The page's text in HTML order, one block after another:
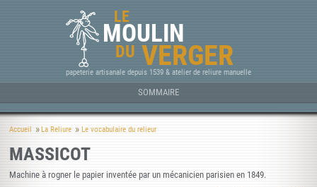
LE
MOULIN
DU VERGER
papeterie artisanale depuis 1539 & atelier de reliure manuelle
SOMMAIRE
Accueil La Reliure Le vocabulaire du relieur
MASSICOT
Machine à rogner le papier inventée par un mécanicien parisien en 1849.